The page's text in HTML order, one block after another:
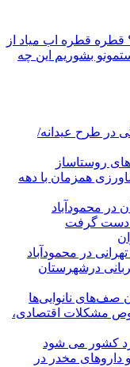
قطره اب میاد از
بشوریم این چه
در طرح عیدانه/
روستاساز
همزمان با دهه
در محمودآباد
دست گرفت
در محمودآباد
درشهرستان
مشکلات اقتصادی،
کشور می شود
و داروهای مخدر در